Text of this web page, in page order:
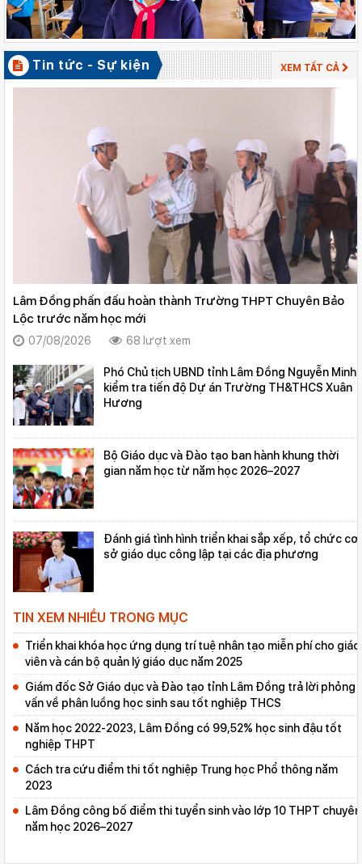
Sở Giáo dục và Đào tạo Lâm Đồng đẩy mạnh cải cách hành chính gắn với áp dụng ISO
9001:2015
Tin tức - Sự kiện XEM TẤT CẢ
Lâm Đồng phấn đấu hoàn thành Trường THPT Chuyên Bảo
Lộc trước năm học mới
07/08/2026 68 lượt xem
Phó Chủ tịch UBND tỉnh Lâm Đồng Nguyễn Minh
kiểm tra tiến độ Dự án Trường TH&THCS Xuân
Hương
Bộ Giáo dục và Đào tạo ban hành khung thời
gian năm học từ năm học 2026–2027
Đánh giá tình hình triển khai sắp xếp, tổ chức cơ
sở giáo dục công lập tại các địa phương
TIN XEM NHIỀU TRONG MỤC
Triển khai khóa học ứng dụng trí tuệ nhân tạo miễn phí cho giáo
viên và cán bộ quản lý giáo dục năm 2025
Giám đốc Sở Giáo dục và Đào tạo tỉnh Lâm Đồng trả lời phỏng
vấn về phân luồng học sinh sau tốt nghiệp THCS
Năm học 2022-2023, Lâm Đồng có 99,52% học sinh đậu tốt
nghiệp THPT
Cách tra cứu điểm thi tốt nghiệp Trung học Phổ thông năm
2023
Lâm Đồng công bố điểm thi tuyển sinh vào lớp 10 THPT chuyên
năm học 2026–2027